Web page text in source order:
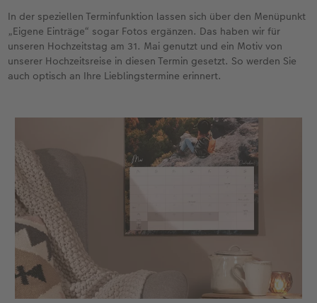
In der speziellen Terminfunktion lassen sich über den Menüpunkt
„Eigene Einträge“ sogar Fotos ergänzen. Das haben wir für
unseren Hochzeitstag am 31. Mai genutzt und ein Motiv von
unserer Hochzeitsreise in diesen Termin gesetzt. So werden Sie
auch optisch an Ihre Lieblingstermine erinnert.